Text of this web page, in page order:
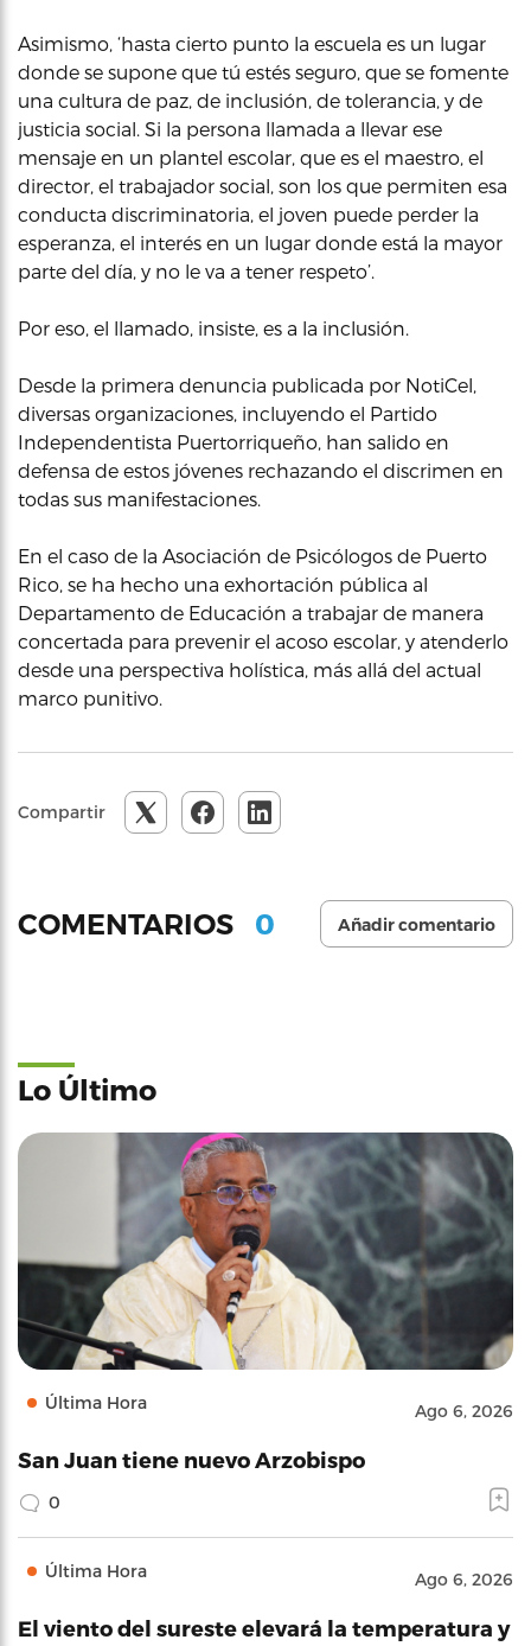
Asimismo, ‘hasta cierto punto la escuela es un lugar
donde se supone que tú estés seguro, que se fomente
una cultura de paz, de inclusión, de tolerancia, y de
justicia social. Si la persona llamada a llevar ese
mensaje en un plantel escolar, que es el maestro, el
director, el trabajador social, son los que permiten esa
conducta discriminatoria, el joven puede perder la
esperanza, el interés en un lugar donde está la mayor
parte del día, y no le va a tener respeto’.
Por eso, el llamado, insiste, es a la inclusión.
Desde la primera denuncia publicada por NotiCel,
diversas organizaciones, incluyendo el Partido
Independentista Puertorriqueño, han salido en
defensa de estos jóvenes rechazando el discrimen en
todas sus manifestaciones.
En el caso de la Asociación de Psicólogos de Puerto
Rico, se ha hecho una exhortación pública al
Departamento de Educación a trabajar de manera
concertada para prevenir el acoso escolar, y atenderlo
desde una perspectiva holística, más allá del actual
marco punitivo.
Compartir
COMENTARIOS 0 Añadir comentario
Lo Último
Última Hora Ago 6, 2026
San Juan tiene nuevo Arzobispo
0
Última Hora Ago 6, 2026
El viento del sureste elevará la temperatura y